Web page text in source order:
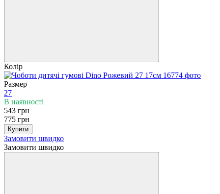
Колір
Размер
27
В наявності
543 грн
775 грн
Купити
Замовити швидко
Замовити швидко